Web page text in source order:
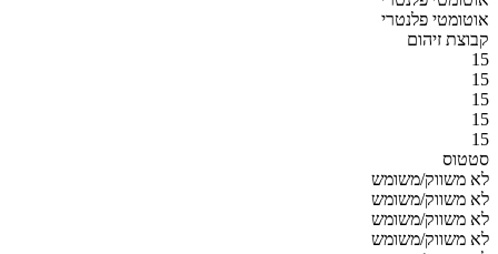
אוטומטי פלנטרי
קבוצת זיהום
15
15
15
15
15
סטטוס
לא משווק/משומש
לא משווק/משומש
לא משווק/משומש
לא משווק/משומש